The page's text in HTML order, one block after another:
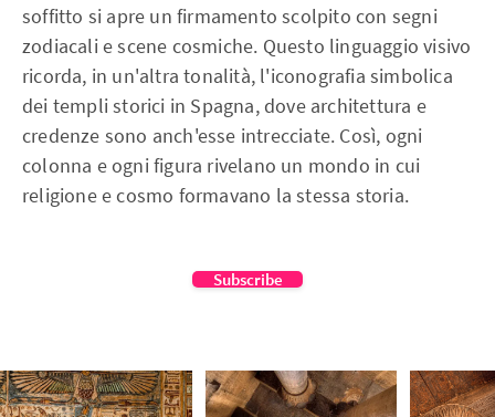
soffitto si apre un firmamento scolpito con segni
zodiacali e scene cosmiche. Questo linguaggio visivo
ricorda, in un'altra tonalità, l'iconografia simbolica
dei templi storici in Spagna, dove architettura e
credenze sono anch'esse intrecciate. Così, ogni
colonna e ogni figura rivelano un mondo in cui
religione e cosmo formavano la stessa storia.
Subscribe